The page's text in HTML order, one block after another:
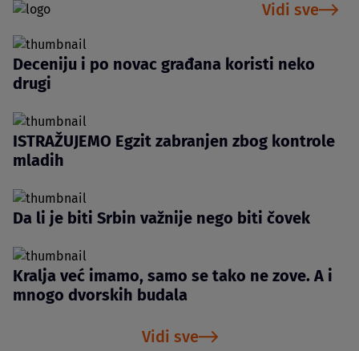
Vidi sve
Deceniju i po novac građana koristi neko
drugi
ISTRAŽUJEMO Egzit zabranjen zbog kontrole
mladih
Da li je biti Srbin važnije nego biti čovek
Kralja već imamo, samo se tako ne zove. A i
mnogo dvorskih budala
Vidi sve